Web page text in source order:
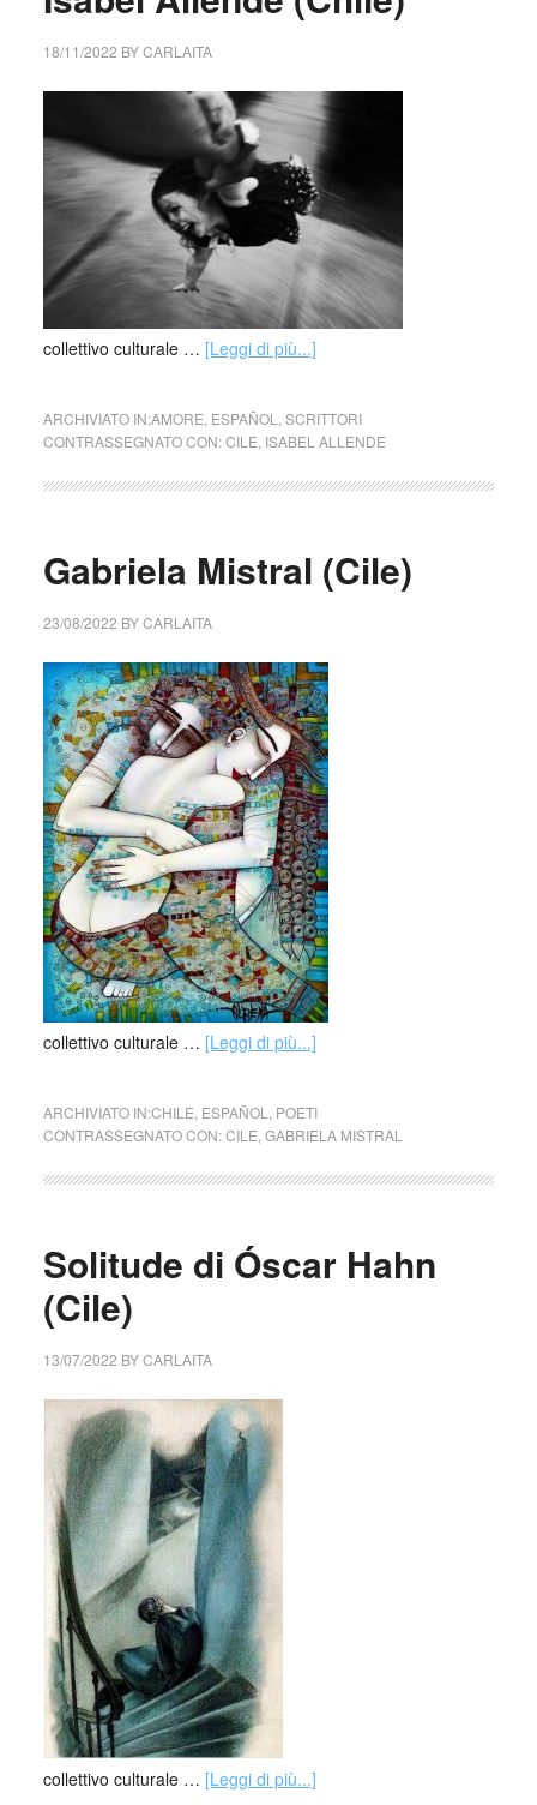
18/11/2022 BYCARLAITA
collettivo culturale … [Leggi di più...]
ARCHIVIATO IN:AMORE ESPAÑOL
SCRITTORI
CONTRASSEGNATO CON:CILE ISABEL ALLENDE
Gabriela Mistral (Cile)
23/08/2022 BYCARLAITA
collettivo culturale … [Leggi di più...]
ARCHIVIATO IN:CHILE ESPAÑOL
POETI
CONTRASSEGNATO CON:CILE GABRIELA MISTRAL
Solitude di Óscar Hahn
(Cile)
13/07/2022 BYCARLAITA
collettivo culturale … [Leggi di più...]